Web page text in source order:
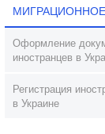
Оформление
иностранцев в
Регистрация
в Украине